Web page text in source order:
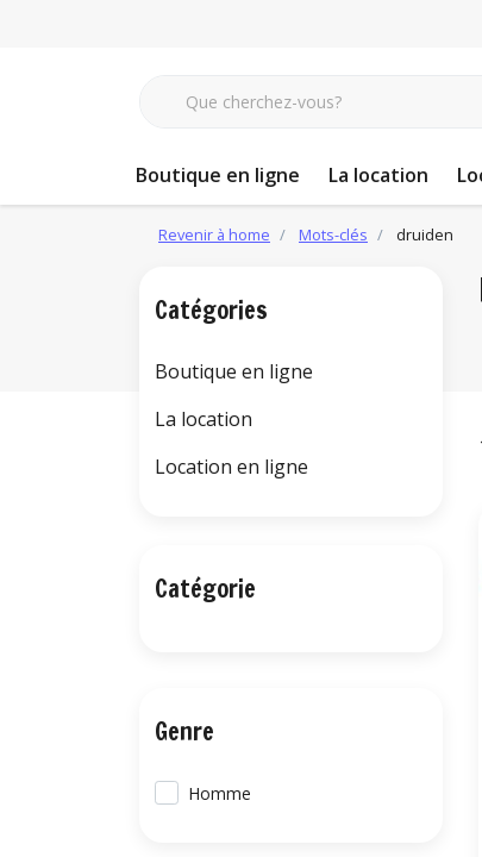
Boutique en ligne La location
Revenir à home Mots-clés druiden
Catégories
Boutique en ligne
La location
Location en ligne
Catégorie
Genre
Homme